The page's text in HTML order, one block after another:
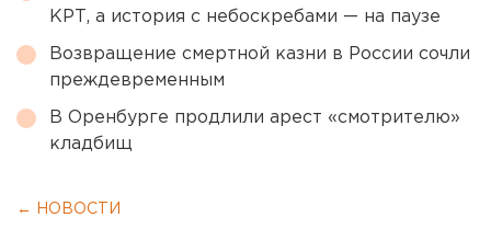
КРТ, а история с небоскребами — на паузе
Возвращение смертной казни в России сочли
преждевременным
В Оренбурге продлили арест «смотрителю»
кладбищ
← НОВОСТИ